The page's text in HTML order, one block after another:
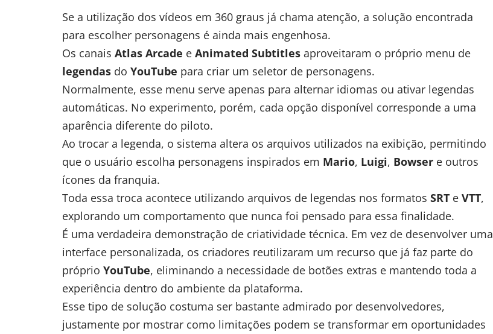
Se a utilização dos vídeos em 360 graus já chama atenção, a solução encontrada
para escolher personagens é ainda mais engenhosa.
Os canais Atlas Arcade e Animated Subtitles aproveitaram o próprio menu de
legendas do YouTube para criar um seletor de personagens.
Normalmente, esse menu serve apenas para alternar idiomas ou ativar legendas
automáticas. No experimento, porém, cada opção disponível corresponde a uma
aparência diferente do piloto.
Ao trocar a legenda, o sistema altera os arquivos utilizados na exibição, permitindo
que o usuário escolha personagens inspirados em Mario, Luigi, Bowser e outros
ícones da franquia.
Toda essa troca acontece utilizando arquivos de legendas nos formatos SRT e VTT,
explorando um comportamento que nunca foi pensado para essa finalidade.
É uma verdadeira demonstração de criatividade técnica. Em vez de desenvolver uma
interface personalizada, os criadores reutilizaram um recurso que já faz parte do
próprio YouTube, eliminando a necessidade de botões extras e mantendo toda a
experiência dentro do ambiente da plataforma.
Esse tipo de solução costuma ser bastante admirado por desenvolvedores,
justamente por mostrar como limitações podem se transformar em oportunidades